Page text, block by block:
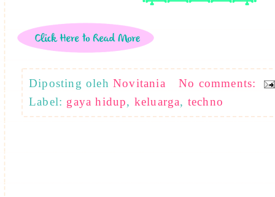
Diposting oleh Novitania
No comments:
Label: gaya hidup, keluarga, techno